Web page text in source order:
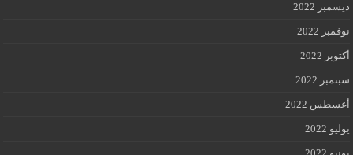
ديسمبر 2022
نوفمبر 2022
أكتوبر 2022
سبتمبر 2022
أغسطس 2022
يوليو 2022